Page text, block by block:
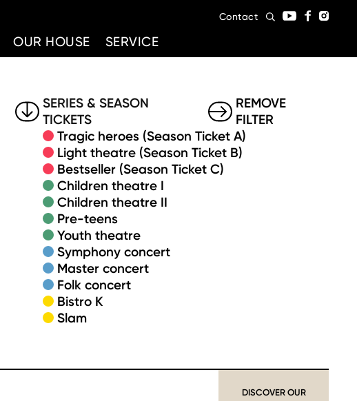
OUR HOUSE SERVICE
Contact
SERIES & SEASON
TICKETS
Tragic heroes (Season Ticket A)
Light theatre (Season Ticket B)
Bestseller (Season Ticket C)
Children theatre I
Children theatre II
Pre-teens
Youth theatre
Symphony concert
Master concert
Folk concert
Bistro K
Slam
REMOVE
FILTER
DISCOVER OUR